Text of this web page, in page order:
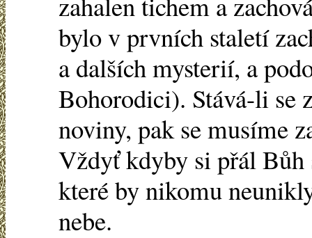
bylo v prvních staletí
a dalších mysterií, a
Bohorodici). Stává-li se
noviny, pak se musíme
Vždyť kdyby si přál Bůh
které by nikomu
nebe.